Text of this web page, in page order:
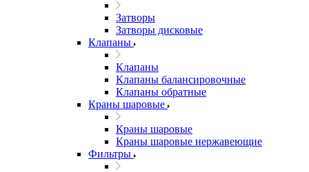
Затворы
Затворы дисковые
Клапаны
Клапаны
Клапаны балансировочные
Клапаны обратные
Краны шаровые
Краны шаровые
Краны шаровые нержавеющие
Фильтры